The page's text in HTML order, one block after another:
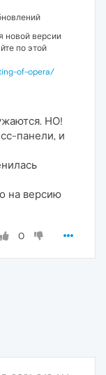
новой версии
по этой
of-opera/
НО!
панели, и
на версию
0